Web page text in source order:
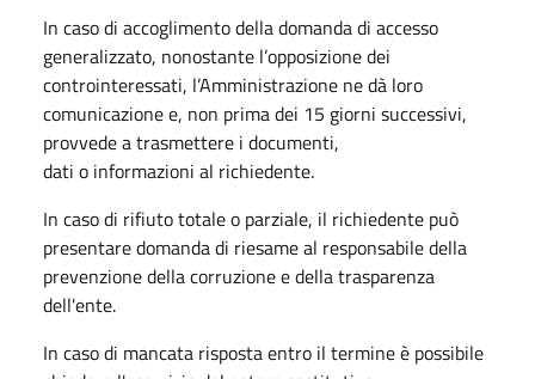
In caso di accoglimento della domanda di accesso
generalizzato, nonostante l’opposizione dei
controinteressati, l’Amministrazione ne dà loro
comunicazione e, non prima dei 15 giorni successivi,
provvede a trasmettere i documenti,
dati o informazioni al richiedente.
In caso di rifiuto totale o parziale, il richiedente può
presentare domanda di riesame al responsabile della
prevenzione della corruzione e della trasparenza
dell'ente.
In caso di mancata risposta entro il termine è possibile